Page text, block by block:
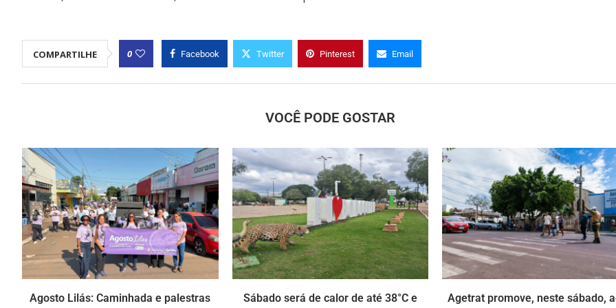
COMPARTILHE 0 Facebook Twitter Pinterest Email
VOCÊ PODE GOSTAR
Agosto Lilás: Caminhada e palestras
Sábado será de calor de até 38°C e
Agetrat promove, neste sábado,